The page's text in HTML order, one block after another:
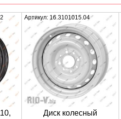
Артикул: 16.3101015.04
Диск колесный